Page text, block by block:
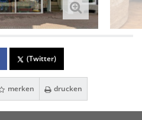
(Twitter)
merken drucken